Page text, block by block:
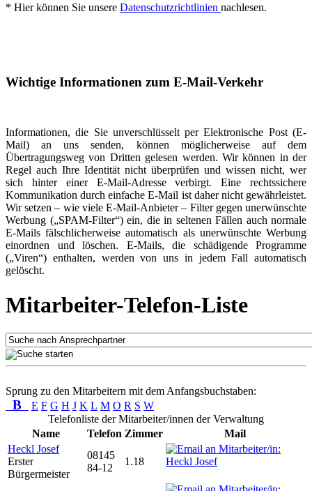
* Hier können Sie unsere Datenschutzrichtlinien nachlesen.
Wichtige Informationen zum E-Mail-Verkehr
Informationen, die Sie unverschlüsselt per Elektronische Post (E-
Mail) an uns senden, können möglicherweise auf dem
Übertragungsweg von Dritten gelesen werden. Wir können in der
Regel auch Ihre Identität nicht überprüfen und wissen nicht, wer
sich hinter einer E-Mail-Adresse verbirgt. Eine rechtssichere
Kommunikation durch einfache E-Mail ist daher nicht gewährleistet.
Wir setzen – wie viele E-Mail-Anbieter – Filter gegen unerwünschte
Werbung („SPAM-Filter“) ein, die in seltenen Fällen auch normale
E-Mails fälschlicherweise automatisch als unerwünschte Werbung
einordnen und löschen. E-Mails, die schädigende Programme
(„Viren“) enthalten, werden von uns in jedem Fall automatisch
gelöscht.
Mitarbeiter-Telefon-Liste
Sprung zu den Mitarbeitern mit dem Anfangsbuchstaben:
B E F G H J K L M O R S W
Telefonliste der Mitarbeiter/innen der Verwaltung
Name
Telefon Zimmer
Mail
Heckl Josef
Erster
Bürgermeister
08145
84-12
1.18